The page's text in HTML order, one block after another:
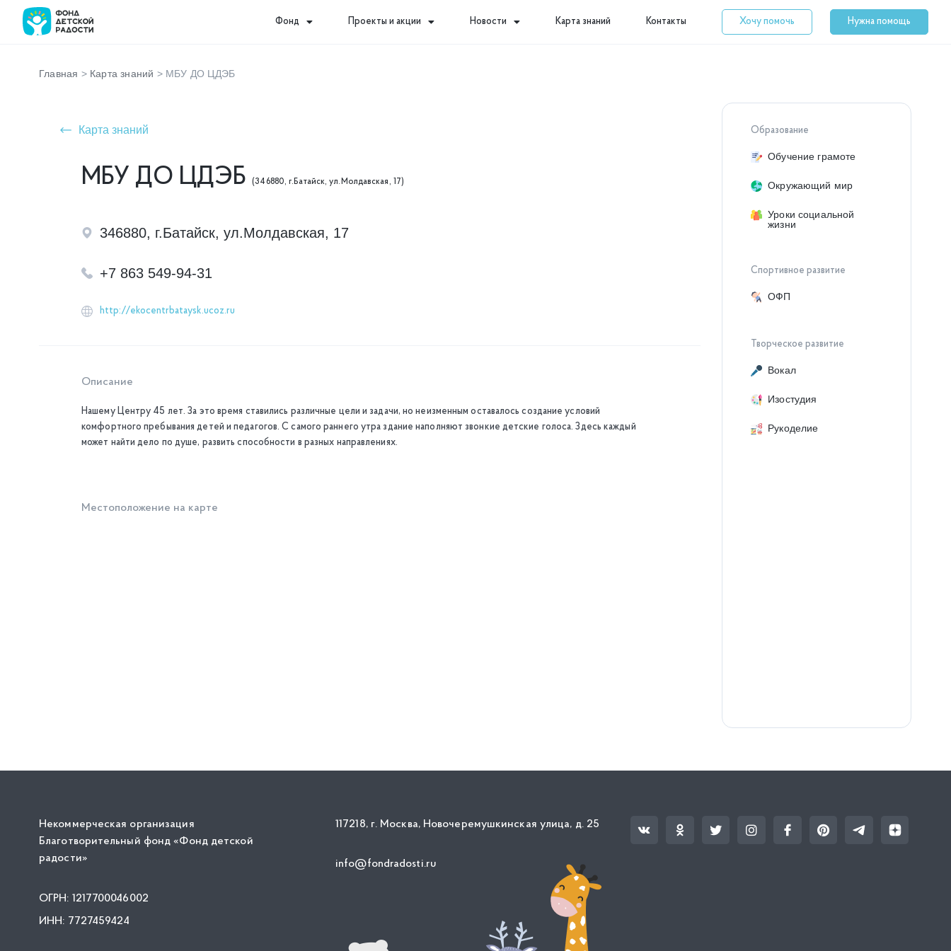
Фонд Проекты и акции Новости Карта знаний Контакты Хочу помочь Нужна помощь
Главная > Карта знаний > МБУ ДО ЦДЭБ
Карта знаний
МБУ ДО ЦДЭБ(346880, г.Батайск, ул.Молдавская, 17)
346880, г.Батайск, ул.Молдавская, 17
+7 863 549-94-31
http://ekocentrbataysk.ucoz.ru
Описание
Нашему Центру 45 лет. За это время ставились различные цели и задачи, но неизменным оставалось создание условий
комфортного пребывания детей и педагогов. С самого раннего утра здание наполняют звонкие детские голоса. Здесь каждый
может найти дело по душе, развить способности в разных направлениях.
Местоположение на карте
Образование
Обучение грамоте
Окружающий мир
Уроки социальной
жизни
Спортивное развитие
ОФП
Творческое развитие
Вокал
Изостудия
Рукоделие
Некоммерческая организация
Благотворительный фонд «Фонд детской
радости»
ОГРН: 1217700046002
ИНН: 7727459424
117218, г. Москва, Новочеремушкинская улица, д. 25
info@fondradosti.ru